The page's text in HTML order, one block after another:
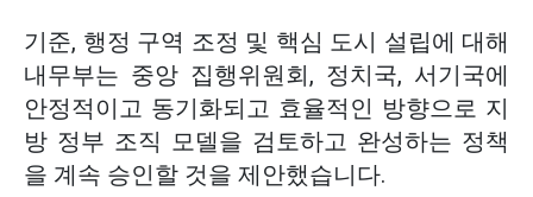
기준, 행정 구역 조정 및 핵심 도시 설립에 대해
내무부는 중앙 집행위원회, 정치국, 서기국에
안정적이고 동기화되고 효율적인 방향으로 지
방 정부 조직 모델을 검토하고 완성하는 정책
을 계속 승인할 것을 제안했습니다.